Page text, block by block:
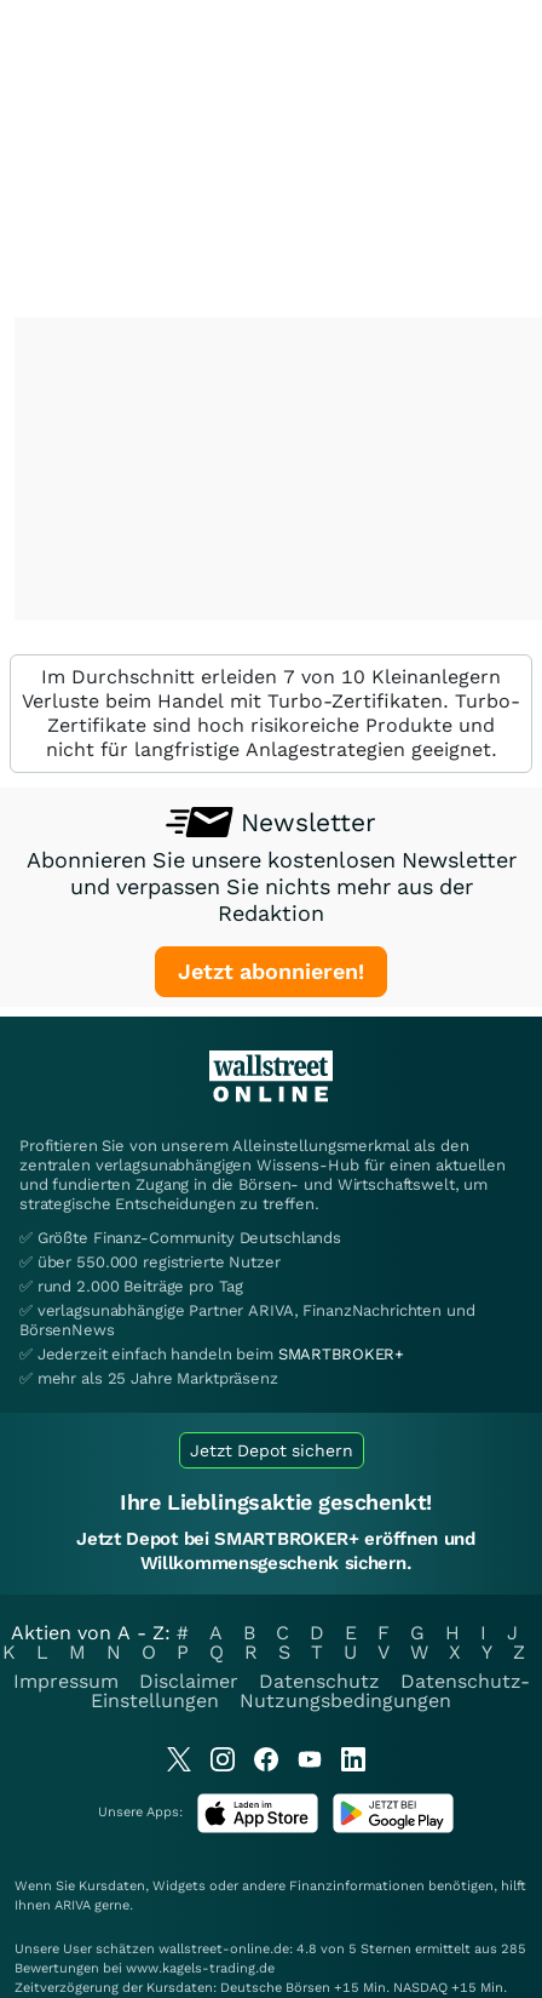
Im Durchschnitt erleiden 7 von 10 Kleinanlegern
Verluste beim Handel mit Turbo-Zertifikaten. Turbo-
Zertifikate sind hoch risikoreiche Produkte und
nicht für langfristige Anlagestrategien geeignet.
Newsletter
Abonnieren Sie unsere kostenlosen Newsletter
und verpassen Sie nichts mehr aus der
Redaktion
Jetzt abonnieren!
Profitieren Sie von unserem Alleinstellungsmerkmal als den
zentralen verlagsunabhängigen Wissens-Hub für einen aktuellen
und fundierten Zugang in die Börsen- und Wirtschaftswelt, um
strategische Entscheidungen zu treffen.
✅ Größte Finanz-Community Deutschlands
✅ über 550.000 registrierte Nutzer
✅ rund 2.000 Beiträge pro Tag
✅ verlagsunabhängige Partner ARIVA, FinanzNachrichten und
BörsenNews
✅ Jederzeit einfach handeln beim SMARTBROKER+
✅ mehr als 25 Jahre Marktpräsenz
Jetzt Depot sichern
Ihre Lieblingsaktie geschenkt!
Jetzt Depot bei SMARTBROKER+ eröffnen und
Willkommensgeschenk sichern.
Aktien von A - Z: # A B C D E F G H I
J
K
L M N O P Q R S T U V W X Y
Z
Impressum
Disclaimer Datenschutz
Datenschutz-
Einstellungen
Nutzungsbedingungen
Unsere Apps:
Wenn Sie Kursdaten, Widgets oder andere Finanzinformationen benötigen, hilft
Ihnen ARIVA gerne.
Unsere User schätzen wallstreet-online.de: 4.8 von 5 Sternen ermittelt aus 285
Bewertungen bei www.kagels-trading.de
Zeitverzögerung der Kursdaten: Deutsche Börsen +15 Min. NASDAQ +15 Min.